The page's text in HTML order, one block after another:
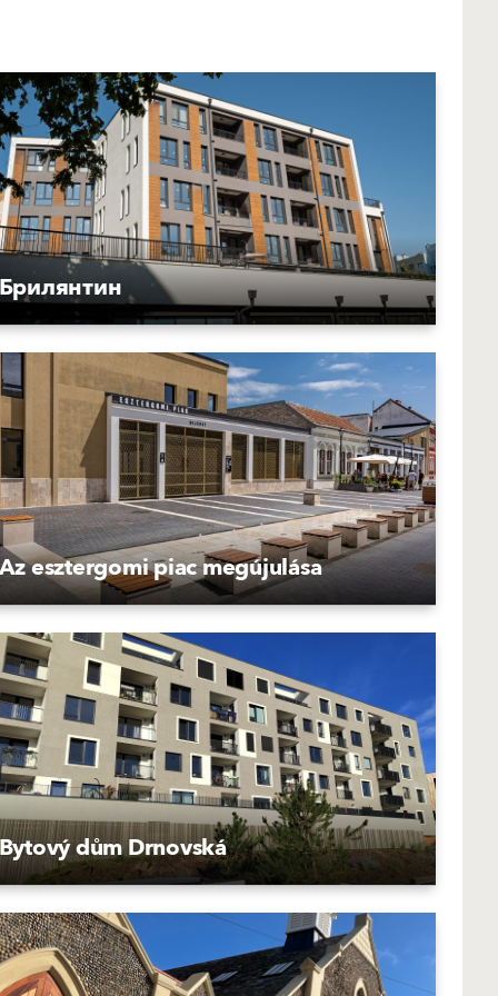
Брилянтин
Az esztergomi piac megújulása
dům Drnovská